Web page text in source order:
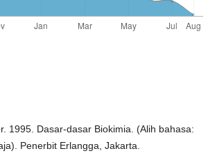
1995. Dasar-dasar Biokimia. (Alih bahasa:
Penerbit Erlangga, Jakarta.